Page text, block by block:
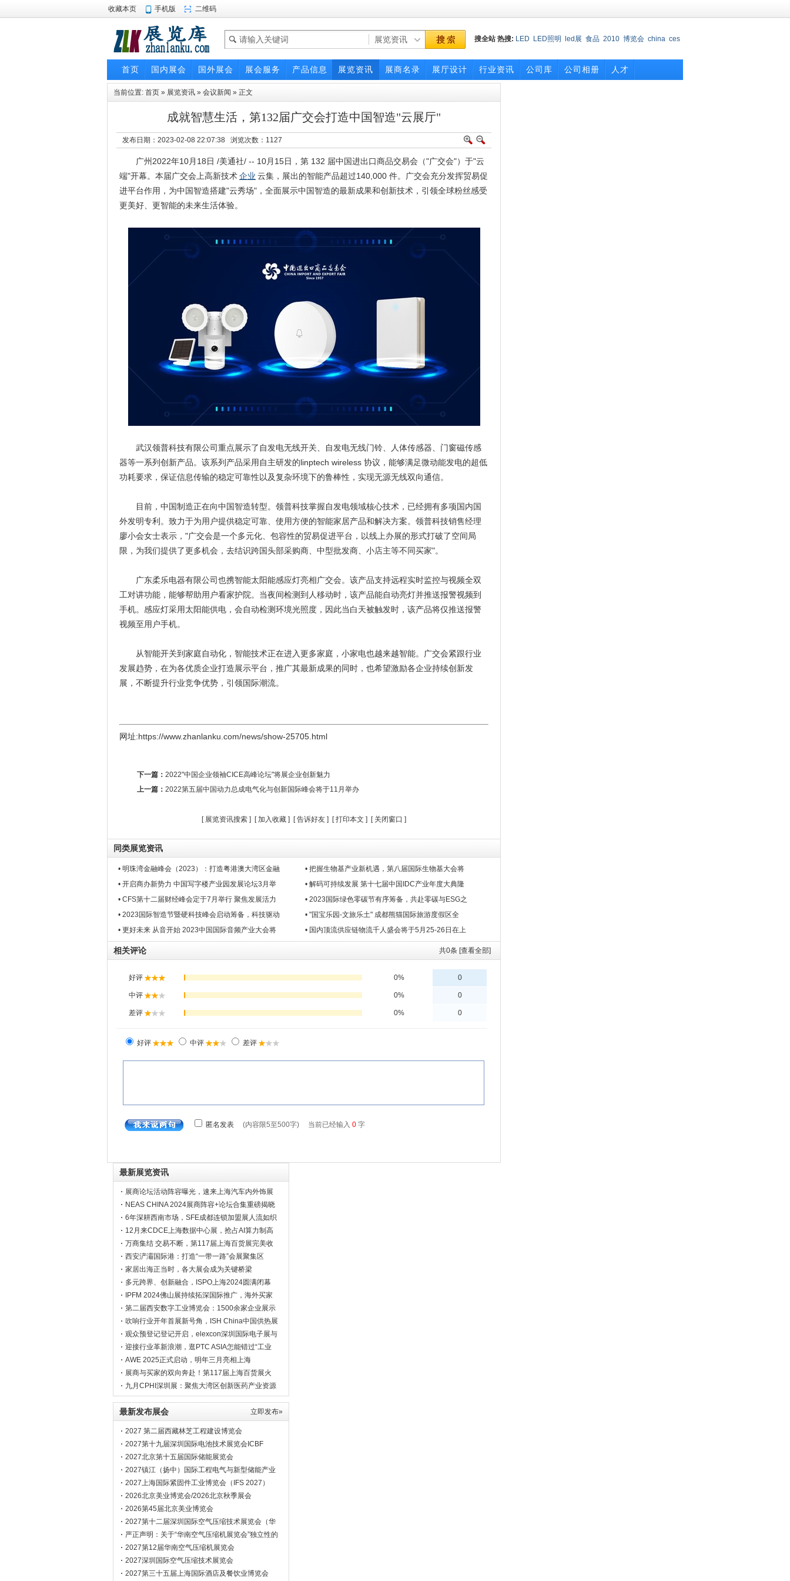
收藏本页 手机版 二维码
搜全站 热搜: LED LED照明 led展 食品 2010 博览会 china ces
首页 国内展会 国外展会 展会服务 产品信息 展览资讯 展商名录 展厅设计 行业资讯 公司库 公司相册 人才
当前位置: 首页 » 展览资讯 » 会议新闻 » 正文
成就智慧生活，第132届广交会打造中国智造"云展厅"
发布日期：2023-02-08 22:07:38 浏览次数： 1127
广州2022年10月18日 /美通社/ -- 10月15日，第 132 届中国进出口商品交易会（"广交会"）于"云
端"开幕。本届广交会上高新技术企业 云集，展出的智能产品超过140,000 件。广交会充分发挥贸易促
进平台作用，为中国智造搭建"云秀场"，全面展示中国智造的最新成果和创新技术，引领全球粉丝感受
更美好、更智能的未来生活体验。
武汉领普科技有限公司重点展示了自发电无线开关、自发电无线门铃、人体传感器、门窗磁传感
器等一系列创新产品。该系列产品采用自主研发的linptech wireless 协议，能够满足微动能发电的超低
功耗要求，保证信息传输的稳定可靠性以及复杂环境下的鲁棒性，实现无源无线双向通信。
目前，中国制造正在向中国智造转型。领普科技掌握自发电领域核心技术，已经拥有多项国内国
外发明专利。致力于为用户提供稳定可靠、使用方便的智能家居产品和解决方案。领普科技销售经理
廖小会女士表示，"广交会是一个多元化、包容性的贸易促进平台，以线上办展的形式打破了空间局
限，为我们提供了更多机会，去结识跨国头部采购商、中型批发商、小店主等不同买家"。
广东柔乐电器有限公司也携智能太阳能感应灯亮相广交会。该产品支持远程实时监控与视频全双
工对讲功能，能够帮助用户看家护院。当夜间检测到人移动时，该产品能自动亮灯并推送报警视频到
手机。感应灯采用太阳能供电，会自动检测环境光照度，因此当白天被触发时，该产品将仅推送报警
视频至用户手机。
从智能开关到家庭自动化，智能技术正在进入更多家庭，小家电也越来越智能。广交会紧跟行业
发展趋势，在为各优质企业打造展示平台，推广其最新成果的同时，也希望激励各企业持续创新发
展，不断提升行业竞争优势，引领国际潮流。
网址:https://www.zhanlanku.com/news/show-25705.html
下一篇： 2022"中国企业领袖CICE高峰论坛"将展企业创新魅力
上一篇： 2022第五届中国动力总成电气化与创新国际峰会将于11月举办
[ 展览资讯搜索 ] [加入收藏 ] [告诉好友 ] [打印本文 ] [ 关闭窗口 ]
同类展览资讯
• 明珠湾金融峰会（2023）：打造粤港澳大湾区金融
• 把握生物基产业新机遇，第八届国际生物基大会将
• 开启商办新势力 中国写字楼产业园发展论坛3月举
• 解码可持续发展 第十七届中国IDC产业年度大典隆
• CFS第十二届财经峰会定于7月举行 聚焦发展活力
• 2023国际绿色零碳节有序筹备，共赴零碳与ESG之
• 2023国际智造节暨硬科技峰会启动筹备，科技驱动
• "国宝乐园-文旅乐土" 成都熊猫国际旅游度假区全
• 更好未来 从音开始 2023中国国际音频产业大会将
• 国内顶流供应链物流千人盛会将于5月25-26日在上
共0条 [查看全部]
相关评论
最新展览资讯
展商论坛活动阵容曝光，速来上海汽车内外饰展
一探究竟
NEAS CHINA 2024展商阵容+论坛合集重磅揭晓
6年深耕西南市场，SFE成都连锁加盟展人流如织
12月来CDCE上海数据中心展，抢占AI算力制高
点
万商集结 交易不断，第117届上海百货展完美收
官
西安浐灞国际港：打造“一带一路”会展聚集区
家居出海正当时，各大展会成为关键桥梁
多元跨界、创新融合，ISPO上海2024圆满闭幕
IPFM 2024佛山展持续拓深国际推广，海外买家
邀约
第二届西安数字工业博览会：1500余家企业展示
硬实力
吹响行业开年首展新号角，ISH China中国供热展
定档二月
观众预登记登记开启，elexcon深圳国际电子展与
您8月相见
迎接行业革新浪潮，逛PTC ASIA怎能错过“工业
湾”？
AWE 2025正式启动，明年三月亮相上海
展商与买家的双向奔赴！第117届上海百货展火
热进行中
九月CPHI深圳展：聚焦大湾区创新医药产业资源
立即发布»
最新发布展会
2027 第二届西藏林芝工程建设博览会
2027第十九届深圳国际电池技术展览会ICBF
2027北京第十五届国际储能展览会
2027镇江（扬中）国际工程电气与新型储能产业
博览会
2027上海国际紧固件工业博览会（IFS 2027）
2026北京美业博览会/2026北京秋季展会
2026第45届北京美业博览会
2027第十二届深圳国际空气压缩技术展览会（华
南空压机展会）
严正声明：关于“华南空气压缩机展览会”独立性的
声明
2027第12届华南空气压缩机展览会
2027深圳国际空气压缩技术展览会
2027第三十五届上海国际酒店及餐饮业博览会